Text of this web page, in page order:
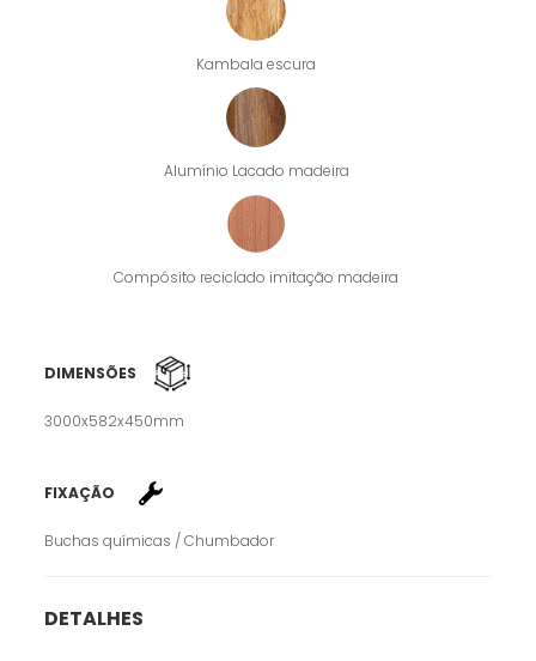
Kambala escura
Alumínio Lacado madeira
Compósito reciclado imitação madeira
DIMENSÕES
3000x582x450mm
FIXAÇÃO
Buchas químicas / Chumbador
DETALHES